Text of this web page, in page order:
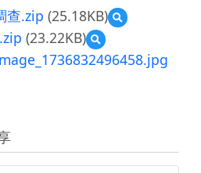
查.zip (25.18KB)
預
覽
生
料
調
(23.22KB)
預
覽
給
信